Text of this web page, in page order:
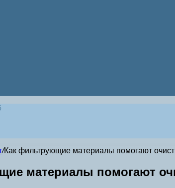
/Как фильтрующие материалы помогают
материалы помогают